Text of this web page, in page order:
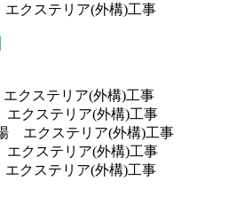
クステリア(外構)工事
クステリア(外構)工事
クステリア(外構)工事
エクステリア(外構)工事
クステリア(外構)工事
クステリア(外構)工事